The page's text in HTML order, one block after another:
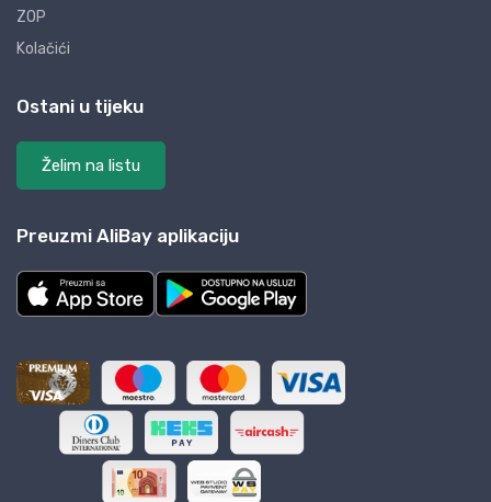
ZOP
Kolačići
Ostani u tijeku
Želim na listu
Preuzmi AliBay aplikaciju